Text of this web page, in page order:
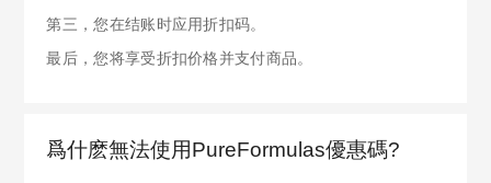
第三，您在结账时应用折扣码。
最后，您将享受折扣价格并支付商品。
爲什麽無法使用PureFormulas優惠碼?